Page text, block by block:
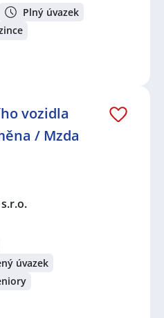
Plný úvazek
vozidla
/ Mzda
úvazek